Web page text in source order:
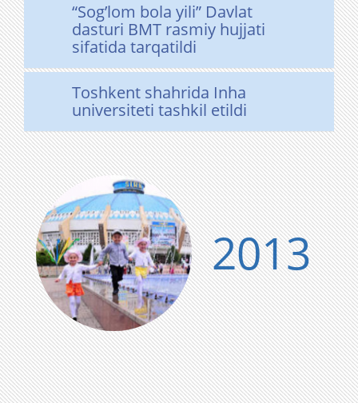
“Sog’lom bola yili” Davlat
dasturi BMT rasmiy hujjati
sifatida tarqatildi
Toshkent shahrida Inha
universiteti tashkil etildi
2013